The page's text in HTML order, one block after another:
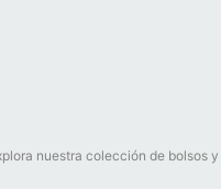
nuestra colección de bolsos